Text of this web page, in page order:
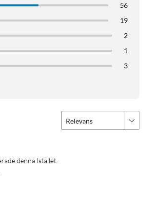
56
19
2
1
3
Relevans